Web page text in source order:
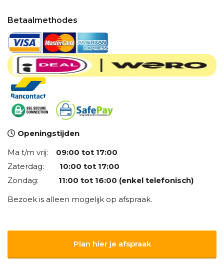
Betaalmethodes
Openingstijden
Ma t/m vrij: 09:00 tot 17:00
Zaterdag: 10:00 tot 17:00
Zondag: 11:00 tot 16:00 (enkel telefonisch)
Bezoek is alleen mogelijk op afspraak.
Plan hier je afspraak